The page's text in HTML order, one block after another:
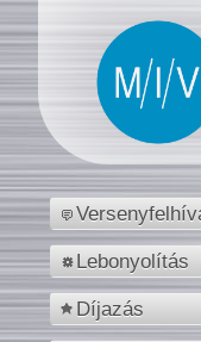
Lebonyolítás
Díjazás